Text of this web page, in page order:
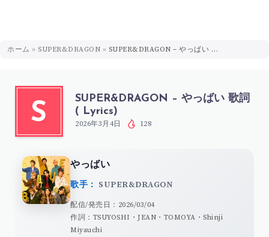
ホーム » SUPER&DRAGON » SUPER&DRAGON – やっばい 歌詞 ( Lyrics)
S
SUPER&DRAGON – やっばい 歌詞
( Lyrics)
2026年3月4日 128
やっばい
歌手： SUPER&DRAGON
配信/発売日：2026/03/04
作詞：TSUYOSHI・JEAN・TOMOYA・Shinji
Miyauchi